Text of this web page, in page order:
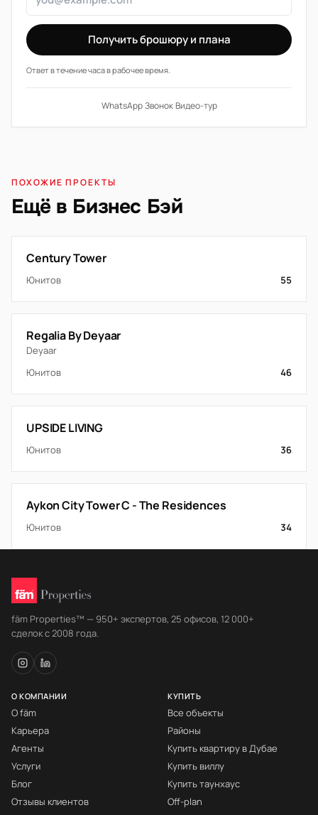
Получить брошюру и плана
Ответ в течение часа в рабочее время.
WhatsApp·Звонок·Видео-тур
ПОХОЖИЕ ПРОЕКТЫ
Ещё в Бизнес Бэй
Century Tower
Юнитов 55
Regalia By Deyaar
Deyaar
Юнитов
46
UPSIDE LIVING
Юнитов 36
Aykon City Tower C - The Residences
Юнитов 34
fäm Properties™ — 950+ экспертов, 25 офисов, 12 000+
сделок с 2008 года.
О КОМПАНИИ
О fäm
Карьера
Агенты
Услуги
Блог
Отзывы клиентов
КУПИТЬ
Все объекты
Районы
Купить квартиру в Дубае
Купить виллу
Купить таунхаус
Off-plan